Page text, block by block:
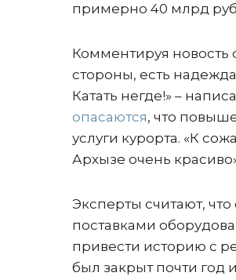
примерно 40 млрд
Комментируя новость
стороны, есть
Катать негде!» –
опасаются, что
услуги курорта. «К
Архызе очень
Эксперты считают,
поставками
привести историю с
был закрыт почти год